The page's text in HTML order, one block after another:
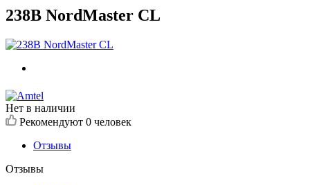
238В NordMaster CL
Нет в наличии
Рекомендуют 0 человек
Отзывы
Отзывы